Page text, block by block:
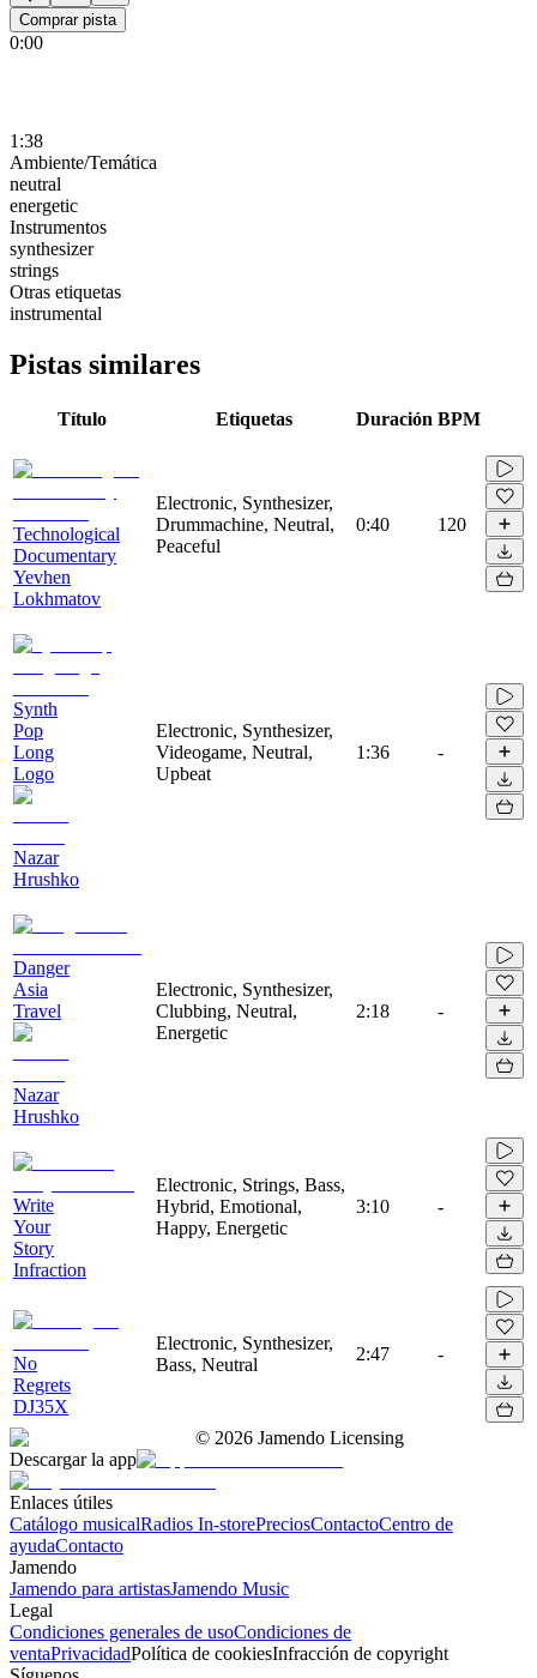
Comprar pista
0:00
1:38
Ambiente/Temática
neutral
energetic
Instrumentos
synthesizer
strings
Otras etiquetas
instrumental
Pistas similares
Título Etiquetas Duración BPM
Technological
Documentary
Yevhen
Lokhmatov
Electronic, Synthesizer,
Drummachine, Neutral,
Peaceful
0:40 120
Synth
Pop
Long
Logo
Nazar
Hrushko
Electronic, Synthesizer,
Videogame, Neutral,
Upbeat
1:36 -
Danger
Asia
Travel
Nazar
Hrushko
Electronic, Synthesizer,
Clubbing, Neutral,
Energetic
2:18 -
Write
Your
Story
Infraction
Electronic, Strings, Bass,
Hybrid, Emotional,
Happy, Energetic
3:10 -
No
Regrets
DJ35X
Electronic, Synthesizer,
Bass, Neutral
2:47 -
© 2026 Jamendo Licensing
Descargar la app
Enlaces útiles
Catálogo musicalRadios In-storePreciosContactoCentro de
ayudaContacto
Jamendo
Jamendo para artistasJamendo Music
Legal
Condiciones generales de usoCondiciones de
ventaPrivacidadPolítica de cookiesInfracción de copyright